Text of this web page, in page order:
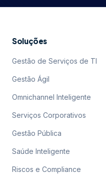
Soluções
Gestão de Serviços de TI
Gestão Ágil
Omnichannel Inteligente
Serviços Corporativos
Gestão Pública
Saúde Inteligente
Riscos e Compliance